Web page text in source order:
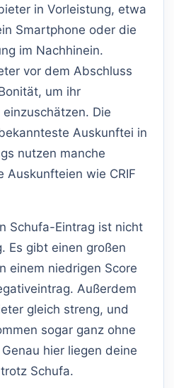
in Vorleistung, etwa
Smartphone oder die
im Nachhinein.
vor dem Abschluss
um ihr
Die
Auskunftei in
nutzen manche
Auskunfteien wie CRIF
Schufa-Eintrag ist nicht
Es gibt einen großen
einem niedrigen Score
Außerdem
gleich streng, und
sogar ganz ohne
hier liegen deine
Schufa.